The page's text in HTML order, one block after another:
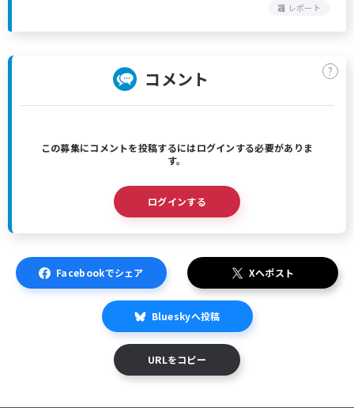
レポート
コメント ?
この募集にコメントを投稿するにはログインする必要がありま
す。
ログインする
Facebookでシェア Xへポスト
Blueskyへ投稿
URLをコピー